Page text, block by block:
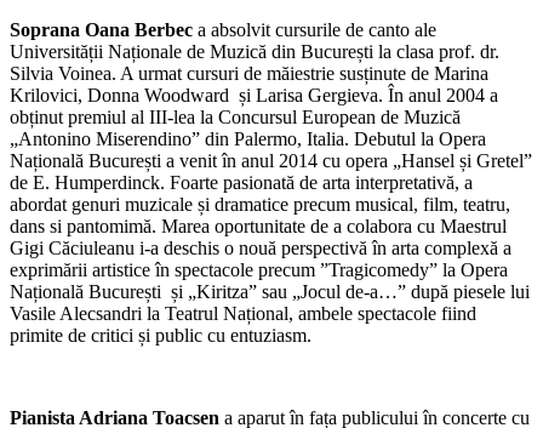
Soprana Oana Berbec a absolvit cursurile de canto ale
Universității Naționale de Muzică din București la clasa prof. dr.
Silvia Voinea. A urmat cursuri de măiestrie susținute de Marina
Krilovici, Donna Woodward și Larisa Gergieva. În anul 2004 a
obținut premiul al III-lea la Concursul European de Muzică
„Antonino Miserendino” din Palermo, Italia. Debutul la Opera
Națională București a venit în anul 2014 cu opera „Hansel și Gretel”
de E. Humperdinck. Foarte pasionată de arta interpretativă, a
abordat genuri muzicale și dramatice precum musical, film, teatru,
dans si pantomimă. Marea oportunitate de a colabora cu Maestrul
Gigi Căciuleanu i-a deschis o nouă perspectivă în arta complexă a
exprimării artistice în spectacole precum ”Tragicomedy” la Opera
Națională București și „Kiritza” sau „Jocul de-a…” după piesele lui
Vasile Alecsandri la Teatrul Național, ambele spectacole fiind
primite de critici și public cu entuziasm.
Pianista Adriana Toacsen a aparut în fața publicului în concerte cu